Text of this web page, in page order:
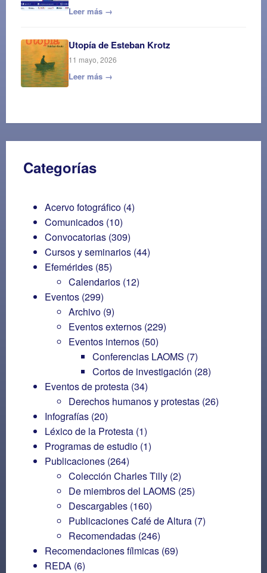
Leer más →
Utopía de Esteban Krotz
11 mayo, 2026
Leer más →
Categorías
Acervo fotográfico (4)
Comunicados (10)
Convocatorias (309)
Cursos y seminarios (44)
Efemérides (85)
Calendarios (12)
Eventos (299)
Archivo (9)
Eventos externos (229)
Eventos internos (50)
Conferencias LAOMS (7)
Cortos de investigación (28)
Eventos de protesta (34)
Derechos humanos y protestas (26)
Infografías (20)
Léxico de la Protesta (1)
Programas de estudio (1)
Publicaciones (264)
Colección Charles Tilly (2)
De miembros del LAOMS (25)
Descargables (160)
Publicaciones Café de Altura (7)
Recomendadas (246)
Recomendaciones fílmicas (69)
REDA (6)